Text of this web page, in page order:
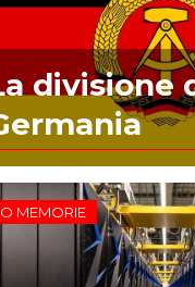
divisione
MEMORIE